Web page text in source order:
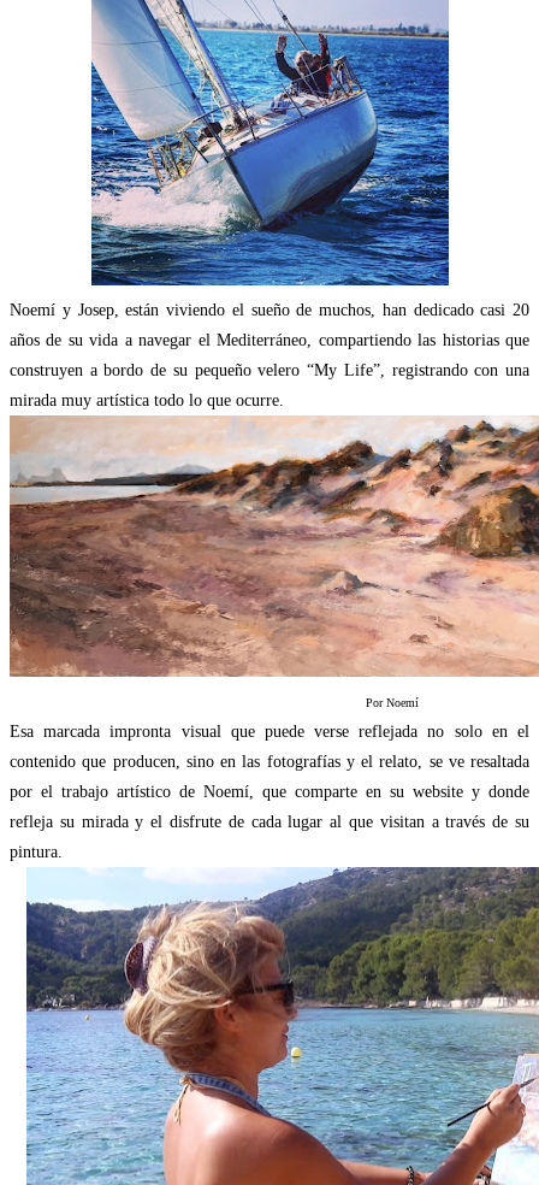
Noemí y Josep, están viviendo el sueño de muchos, han dedicado casi 20
años de su vida a navegar el Mediterráneo, compartiendo las historias que
construyen a bordo de su pequeño velero “My Life”, registrando con una
mirada muy artística todo lo que ocurre.
Por Noemí
Esa marcada impronta visual que puede verse reflejada no solo en el
contenido que producen, sino en las fotografías y el relato, se ve resaltada
por el trabajo artístico de Noemí, que comparte en su website y donde
refleja su mirada y el disfrute de cada lugar al que visitan a través de su
pintura.